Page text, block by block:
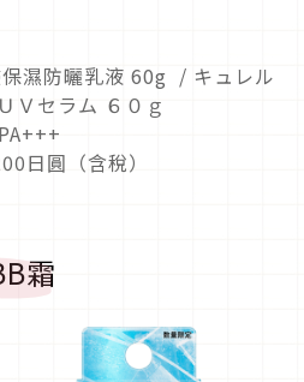
濕防曬乳液 60g / キュレル
Ｖセラム ６０ｇ
圓（含稅）
霜